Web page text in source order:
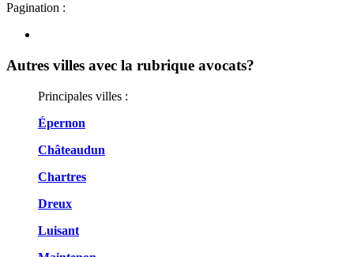
Pagination :
Autres villes avec la rubrique avocats?
Principales villes :
Épernon
Châteaudun
Chartres
Dreux
Luisant